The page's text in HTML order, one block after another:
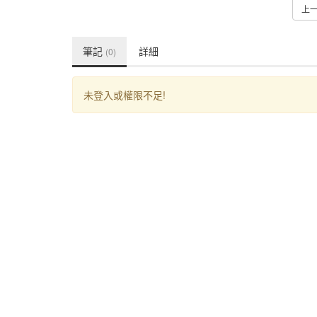
上
筆記 (0) 詳細
未登入或權限不足!